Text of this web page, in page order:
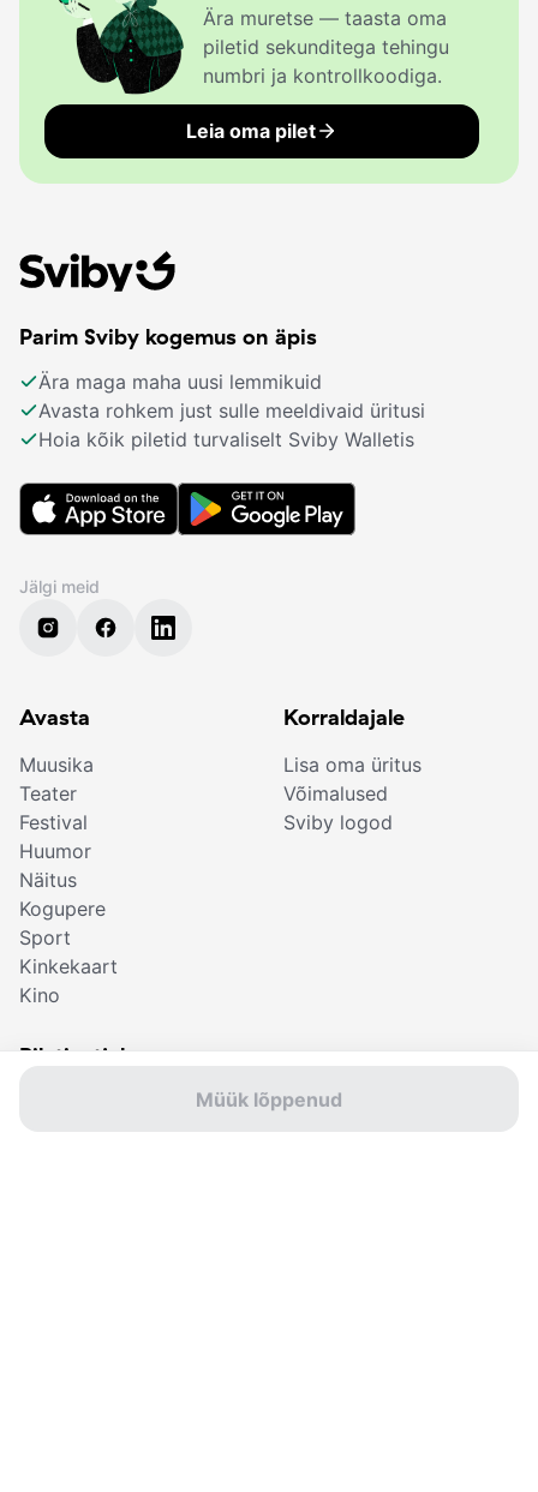
Müük lõppenud
Ära muretse — taasta oma
piletid sekunditega tehingu
numbri ja kontrollkoodiga.
Leia oma pilet
Parim Sviby kogemus on äpis
Ära maga maha uusi lemmikuid
Avasta rohkem just sulle meeldivaid üritusi
Hoia kõik piletid turvaliselt Sviby Walletis
Jälgi meid
Avasta
Muusika
Teater
Festival
Huumor
Näitus
Kogupere
Sport
Kinkekaart
Kino
Korraldajale
Lisa oma üritus
Võimalused
Sviby logod
Piletiostjale